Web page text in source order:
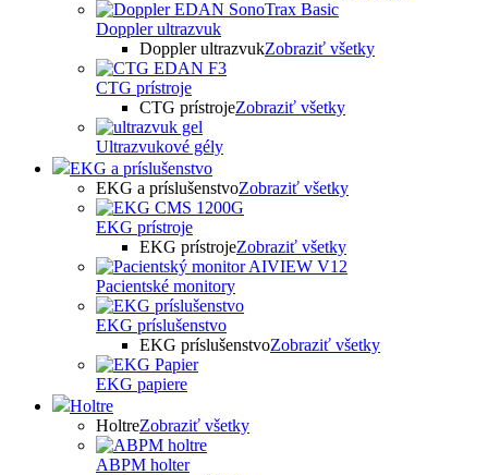
Doppler ultrazvuk
Doppler ultrazvukZobraziť všetky
CTG prístroje
CTG prístrojeZobraziť všetky
Ultrazvukové gély
EKG a príslušenstvo
EKG a príslušenstvoZobraziť všetky
EKG prístroje
EKG prístrojeZobraziť všetky
Pacientské monitory
EKG príslušenstvo
EKG príslušenstvoZobraziť všetky
EKG papiere
Holtre
HoltreZobraziť všetky
ABPM holter